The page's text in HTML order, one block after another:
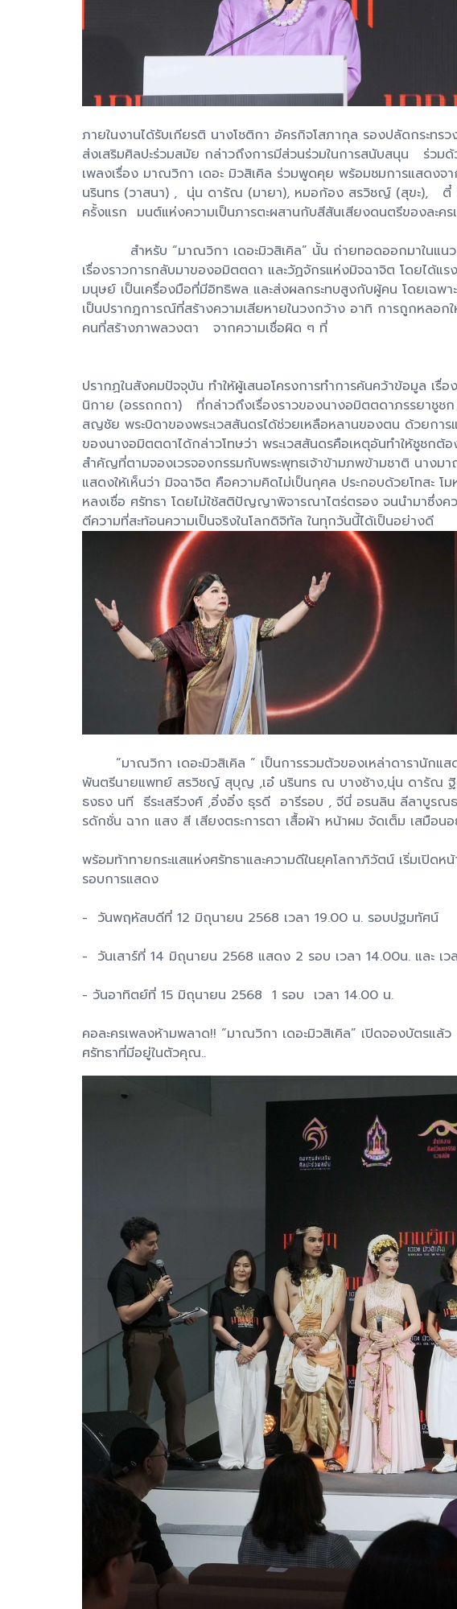
ภายในงานได้รับเกียรติ นางโชติกา อัครกิจโสภากุล รองปลัดกระท
ส่งเสริมศิลปะร่วมสมัย กล่าวถึงการมีส่วนร่วมในการสนับสนุน ร่ว
เพลงเรื่อง มาณวิกา เดอะ มิวสิเคิล ร่วมพูดคุย พร้อมชมการแสดงจ
นรินทร (วาสนา) , นุ่น ดารัณ (มายา), หมอก้อง สรวิชญ์ (สุขะ), ตี๋
ครั้งแรก มนต์แห่งความเป็นภารตะผสานกับสีสันเสียงดนตรีของละค
สำหรับ “มาณวิกา เดอะมิวสิเคิล” นั้น ถ่ายทอดออกมาในแนว
เรื่องราวการกลับมาของอมิตตดา และวัฏจักรแห่งมิจฉาจิต โดยได้
มนุษย์ เป็นเครื่องมือที่มีอิทธิพล และส่งผลกระทบสูงกับผู้คน โดยเฉพา
เป็นปรากฎการณ์ที่สร้างความเสียหายในวงกว้าง อาทิ การถูกหลอก
คนที่สร้างภาพลวงตา จากความเชื่อผิด ๆ ที่
ปรากฏในสังคมปัจจุบัน ทำให้ผู้เสนอโครงการทำการค้นคว้าข้อมูล เ
นิกาย (อรรถกถา) ที่กล่าวถึงเรื่องราวของนางอมิตตดาภรรยาชูชก ที่
สญชัย พระบิดาของพระเวสสันดรได้ช่วยเหลือหลานของตน ด้วยก
ของนางอมิตตดาได้กล่าวโทษว่า พระเวสสันดรคือเหตุอันทำให้ชูช
สำคัญที่ตามจองเวรจองกรรมกับพระพุทธเจ้าข้ามภพข้ามชาติ นางม
แสดงให้เห็นว่า มิจฉาจิต คือความคิดไม่เป็นกุศล ประกอบด้วยโทสะ
หลงเชื่อ ศรัทธา โดยไม่ใช้สติปัญญาพิจารณาไตร่ตรอง จนนำมาซึ่งค
ตีความที่สะท้อนความเป็นจริงในโลกดิจิทัล ในทุกวันนี้ได้เป็นอย่างดี
“มาณวิกา เดอะมิวสิเคิล ” เป็นการรวมตัวของเหล่าดารานักแ
พันตรีนายแพทย์ สรวิชญ์ สุบุญ ,เอ๋ นรินทร ณ บางช้าง,นุ่น ดารัณ ฐิ
ธงธง นที ธีระเสรีวงศ์ ,อิ๋งอิ๋ง ธุรดี อารีรอบ , จีนี่ อรนลิน ลีลาบูร
รดักชั่น ฉาก แสง สี เสียงตระการตา เสื้อผ้า หน้าผม จัดเต็ม เสมือน
พร้อมท้าทายกระแสแห่งศรัทธาและความดีในยุคโลกาภิวัตน์ เริ่มเปิ
รอบการแสดง
- วันพฤหัสบดีที่ 12 มิถุนายน 2568 เวลา 19.00 น. รอบปฐมทัศน์
- วันเสาร์ที่ 14 มิถุนายน 2568 แสดง 2 รอบ เวลา 14.00น. และ เว
- วันอาทิตย์ที่ 15 มิถุนายน 2568 1 รอบ เวลา 14.00 น.
คอละครเพลงห้ามพลาด!! “มาณวิกา เดอะมิวสิเคิล” เปิดจองบัต
ศรัทธาที่มีอยู่ในตัวคุณ..